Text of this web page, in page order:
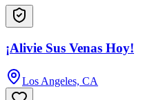
¡Alivie Sus Venas Hoy!
Los Angeles, CA